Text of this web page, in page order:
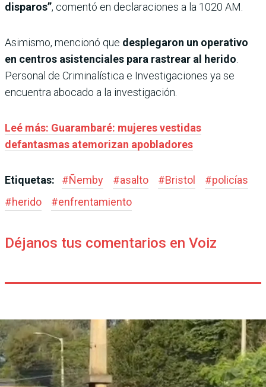
disparos”, comentó en declaraciones a la 1020 AM.
Asimismo, mencionó que desplegaron un operativo
en centros asistenciales para rastrear al herido.
Personal de Criminalística e Investigaciones ya se
encuentra abocado a la investigación.
Leé más: Guarambaré: mujeres vestidas
defantasmas atemorizan apobladores
Etiquetas: #Ñemby #asalto #Bristol #policías
#herido #enfrentamiento
Déjanos tus comentarios en Voiz